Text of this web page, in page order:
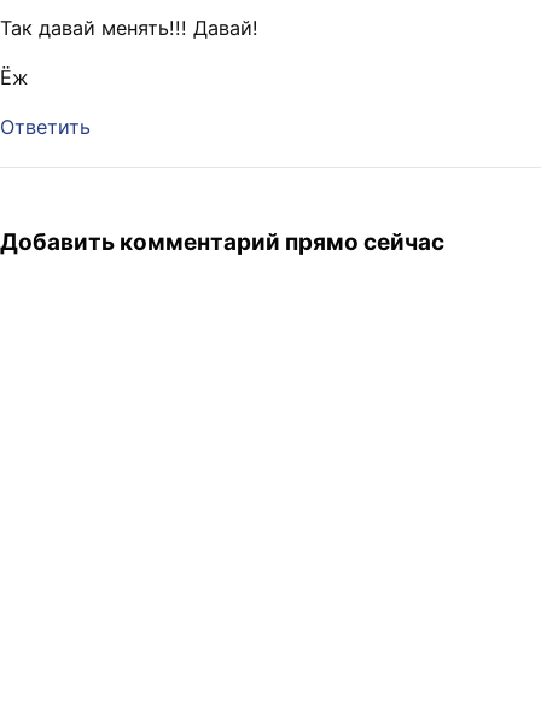
Так давай менять!!! Давай!
Ёж
Ответить
Добавить комментарий прямо сейчас